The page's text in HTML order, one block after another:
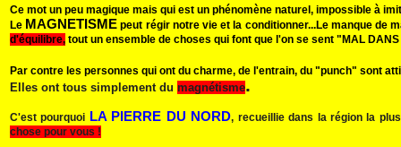
Ce mot un peu magique mais qui est un phénomène naturel, impossible à
Le MAGNETISME peut régir notre vie et la conditionner...Le manque de
d'équilibre, tout un ensemble de choses qui font que l'on se sent "MAL
Par contre les personnes qui ont du charme, de l'entrain, du "punch" sont
Elles ont tous simplement du magnétisme.
C'est pourquoi LA PIERRE DU NORD, recueillie dans la région la
chose pour vous !